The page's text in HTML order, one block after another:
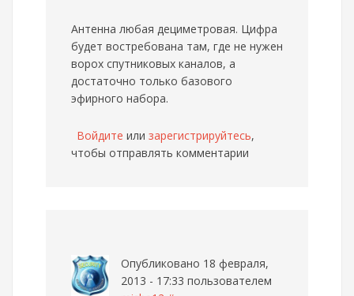
Антенна любая дециметровая. Цифра
будет востребована там, где не нужен
ворох спутниковых каналов, а
достаточно только базового
эфирного набора.
Войдите или зарегистрируйтесь,
чтобы отправлять комментарии
Опубликовано 18 февраля,
2013 - 17:33 пользователем